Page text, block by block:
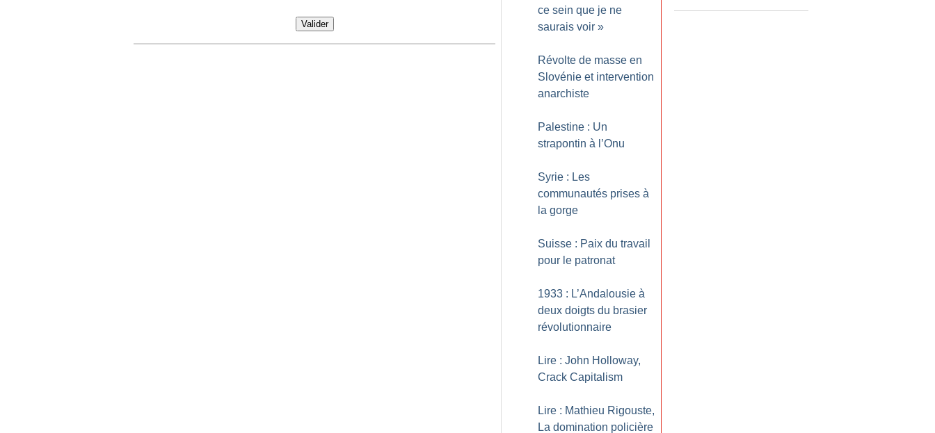
Valider
ce sein que je ne
saurais voir »
Révolte de masse en
Slovénie et intervention
anarchiste
Palestine : Un
strapontin à l’Onu
Syrie : Les
communautés prises à
la gorge
Suisse : Paix du travail
pour le patronat
1933 : L’Andalousie à
deux doigts du brasier
révolutionnaire
Lire : John Holloway,
Crack Capitalism
Lire : Mathieu Rigouste,
La domination policière